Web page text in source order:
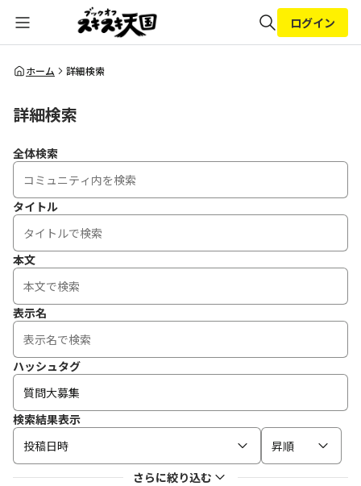
全体検索
ログイン
ホーム 詳細検索
詳細検索
全体検索
タイトル
本文
表示名
ハッシュタグ
検索結果表示
投稿日時
昇順
さらに絞り込む